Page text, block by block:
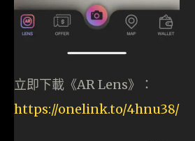
立即下載《AR Lens》：
https://onelink.to/4hnu38/